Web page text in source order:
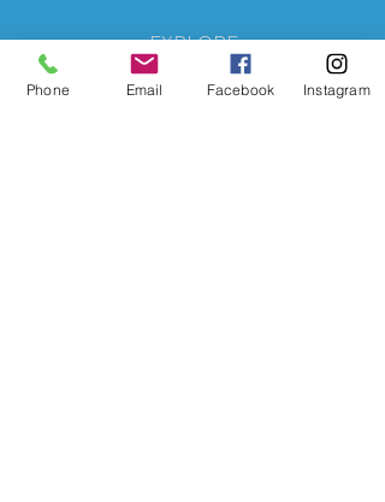
EXPLORE
Tienda
Phone Email Facebook Instagram